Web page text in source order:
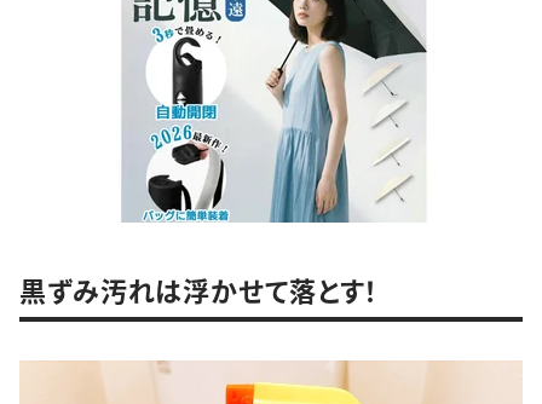
黒ずみ汚れは浮かせて落とす！